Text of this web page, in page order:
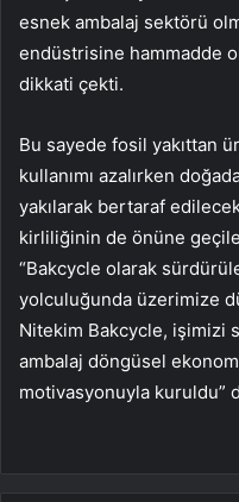
esnek ambalaj sektörü
endüstrisine hammadde
dikkati çekti.
Bu sayede fosil yakıttan
kullanımı azalırken
yakılarak bertaraf
kirliliğinin de önüne
“Bakcycle olarak
yolculuğunda üzerimize
Nitekim Bakcycle, işimizi
ambalaj döngüsel
motivasyonuyla kuruldu”